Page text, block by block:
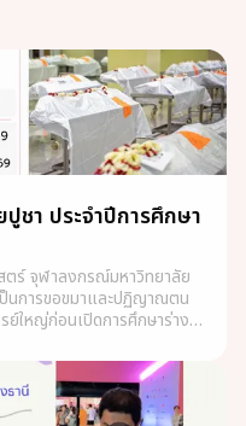
ชา ประจำปีการศึกษา
ตร์ จุฬาลงกรณ์มหาวิทยาลัย
ป็นการขอขมาและปฏิญาณตน
วลา 07.00 น. – 08.30 น.